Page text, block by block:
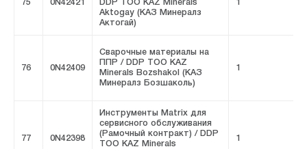
75 0N42421
DDP ТОО KAZ Minerals
Aktogay (КАЗ Минералз
Актогай)
1
76 0N42409
Сварочные материалы на
ППР / DDP ТОО KAZ
Minerals Bozshakol (КАЗ
Минералз Бозшаколь)
1
77 0N42398
Инструменты Matrix для
сервисного обслуживания
(Рамочный контракт) / DDP
ТОО KAZ Minerals
1